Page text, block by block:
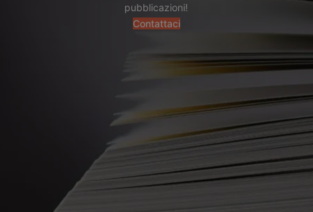
pubblicazioni!
Contattaci